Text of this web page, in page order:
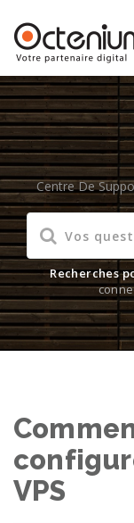
Centre De
Recherches
VPS